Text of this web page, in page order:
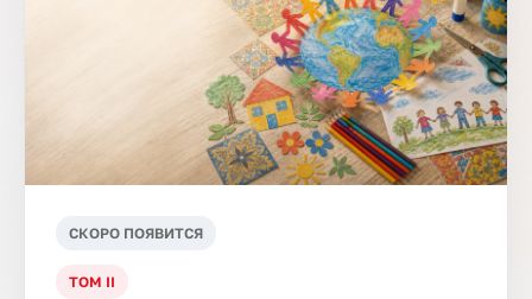
СКОРО ПОЯВИТСЯ
ТОМ II